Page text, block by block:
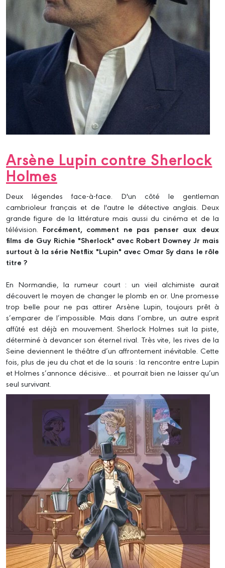
Arsène Lupin contre Sherlock
Holmes
Deux légendes face-à-face. D'un côté le gentleman
cambrioleur français et de l'autre le détective anglais. Deux
grande figure de la littérature mais aussi du cinéma et de la
télévision. Forcément, comment ne pas penser aux deux
films de Guy Richie "Sherlock" avec Robert Downey Jr mais
surtout à la série Netflix "Lupin" avec Omar Sy dans le rôle
titre ?
En Normandie, la rumeur court : un vieil alchimiste aurait
découvert le moyen de changer le plomb en or. Une promesse
trop belle pour ne pas attirer Arsène Lupin, toujours prêt à
s’emparer de l’impossible. Mais dans l’ombre, un autre esprit
affûté est déjà en mouvement. Sherlock Holmes suit la piste,
déterminé à devancer son éternel rival. Très vite, les rives de la
Seine deviennent le théâtre d’un affrontement inévitable. Cette
fois, plus de jeu du chat et de la souris : la rencontre entre Lupin
et Holmes s’annonce décisive… et pourrait bien ne laisser qu’un
seul survivant.